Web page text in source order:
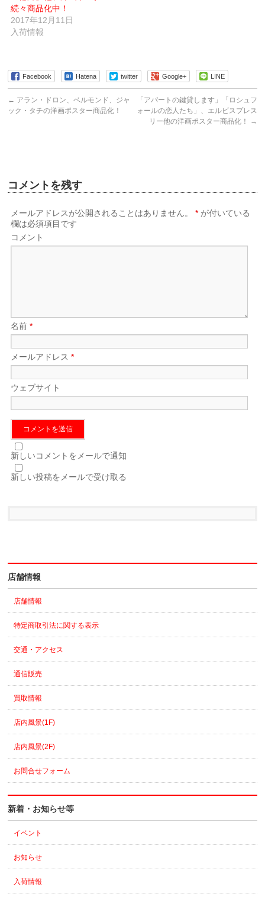
き
ま
す)
続々商品化中！
2017年12月11日
入荷情報
Facebook Hatena twitter Google+ LINE
← アラン・ドロン、ベルモンド、ジャ
ック・タチの洋画ポスター商品化！
「アパートの鍵貸します」「ロシュフ
ォールの恋人たち」、エルビスプレス
リー他の洋画ポスター商品化！
→
コメントを残す
メールアドレスが公開されることはありません。 * が付いている
欄は必須項目です
コメント
名前*
メールアドレス*
ウェブサイト
新しいコメントをメールで通知
新しい投稿をメールで受け取る
店舗情報
店舗情報
特定商取引法に関する表示
交通・アクセス
通信販売
買取情報
店内風景(1F)
店内風景(2F)
お問合せフォーム
新着・お知らせ等
イベント
お知らせ
入荷情報